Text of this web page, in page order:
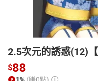
2.5次元的誘惑(12)【
$88